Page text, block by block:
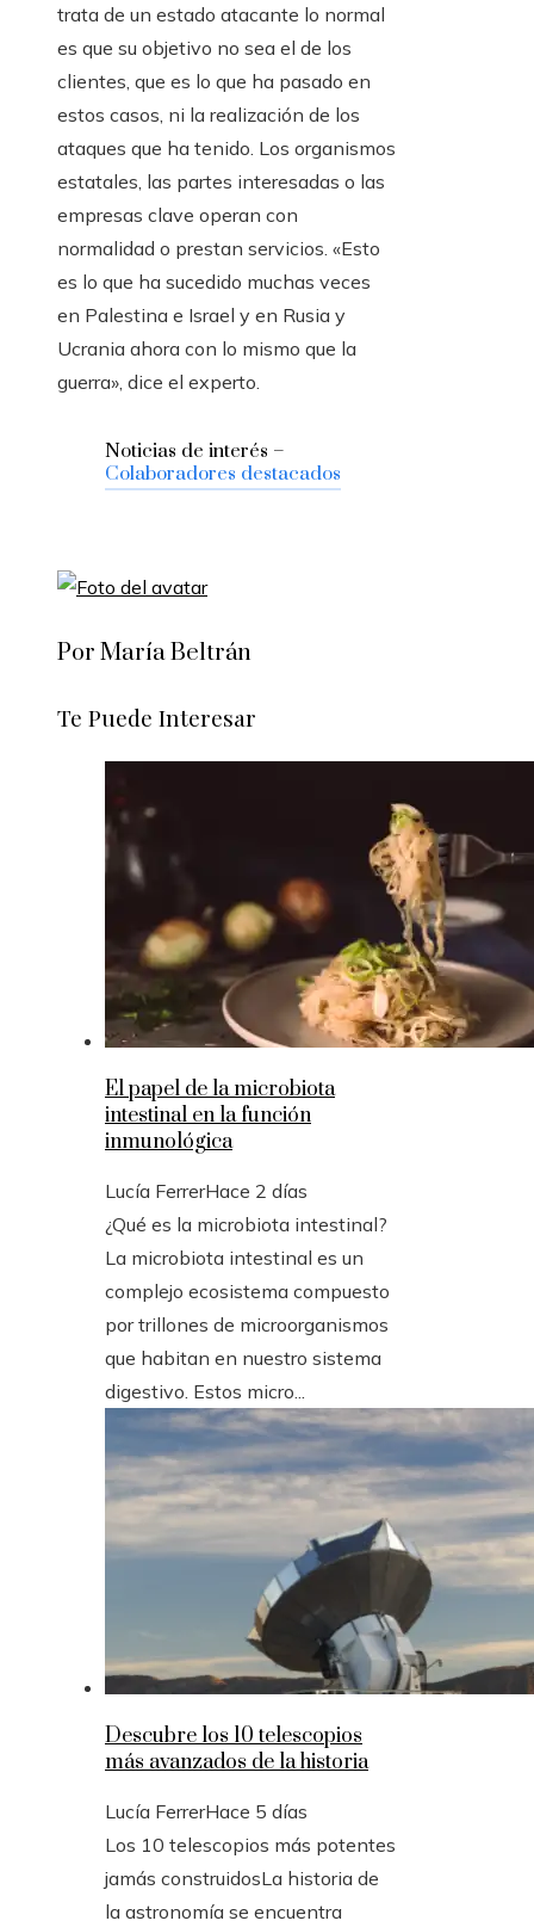
trata de un estado atacante lo normal
es que su objetivo no sea el de los
clientes, que es lo que ha pasado en
estos casos, ni la realización de los
ataques que ha tenido. Los organismos
estatales, las partes interesadas o las
empresas clave operan con
normalidad o prestan servicios. «Esto
es lo que ha sucedido muchas veces
en Palestina e Israel y en Rusia y
Ucrania ahora con lo mismo que la
guerra», dice el experto.
Noticias de interés –
Colaboradores destacados
Por María Beltrán
Te Puede Interesar
El papel de la microbiota
intestinal en la función
inmunológica
Lucía FerrerHace 2 días
¿Qué es la microbiota intestinal?
La microbiota intestinal es un
complejo ecosistema compuesto
por trillones de microorganismos
que habitan en nuestro sistema
digestivo. Estos micro...
Descubre los 10 telescopios
más avanzados de la historia
Lucía FerrerHace 5 días
Los 10 telescopios más potentes
jamás construidosLa historia de
la astronomía se encuentra